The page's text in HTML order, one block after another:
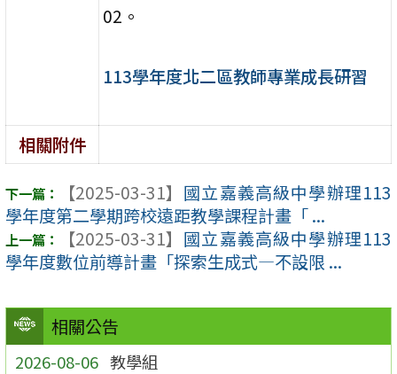
相關公告
2026-08-06 教學組
02。
113學年度北二區教師專業成長研習
相關附件
【2025-03-31】 國立嘉義高級中學辦理113
學年度第二學期跨校遠距教學課程計畫「 ...
【2025-03-31】 國立嘉義高級中學辦理113
學年度數位前導計畫「探索生成式—不設限 ...